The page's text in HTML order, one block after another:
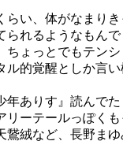
い、体がなまりき
られるようなもんで
ちょっとでもテンシ
ル的覚醒としか言い
ありす』読んでた
リーテールっぽくも
鵞絨など、長野まゆ